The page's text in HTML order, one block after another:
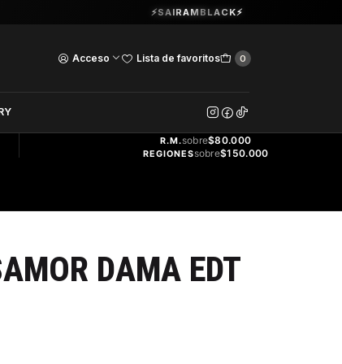
Acceso Lista de favoritos 0
Guardia Vieja 202. Oficina 102.Ver Horarios
⚡SAIRAMBLACK⚡
GRATIS
R.M.sobre$80.000
REGIONESsobre$150.000
DAMA EDT